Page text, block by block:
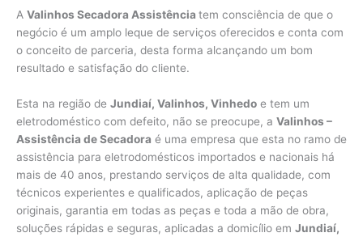
A Valinhos Secadora Assistência tem consciência de que o
negócio é um amplo leque de serviços oferecidos e conta com
o conceito de parceria, desta forma alcançando um bom
resultado e satisfação do cliente.
Esta na região de Jundiaí, Valinhos, Vinhedo e tem um
eletrodoméstico com defeito, não se preocupe, a Valinhos –
Assistência de Secadora é uma empresa que esta no ramo de
assistência para eletrodomésticos importados e nacionais há
mais de 40 anos, prestando serviços de alta qualidade, com
técnicos experientes e qualificados, aplicação de peças
originais, garantia em todas as peças e toda a mão de obra,
soluções rápidas e seguras, aplicadas a domicílio em Jundiaí,